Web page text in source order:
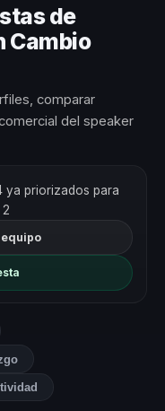
de
Cambio
comparar
del speaker
ya priorizados para
2